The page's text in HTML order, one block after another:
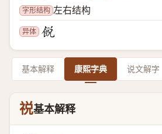
字形结构 左右结构
异体
基本解释 康熙字典 说文解字
祱基本解释